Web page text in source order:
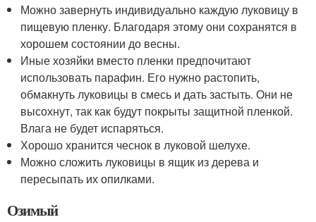
Можно завернуть индивидуально каждую луковицу в
пищевую пленку. Благодаря этому они сохранятся в
хорошем состоянии до весны.
Иные хозяйки вместо пленки предпочитают
использовать парафин. Его нужно растопить,
обмакнуть луковицы в смесь и дать застыть. Они не
высохнут, так как будут покрыты защитной пленкой.
Влага не будет испаряться.
Хорошо хранится чеснок в луковой шелухе.
Можно сложить луковицы в ящик из дерева и
пересыпать их опилками.
Озимый